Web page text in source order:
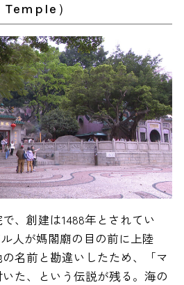
）
、創建は1488年とされてい
人が媽閣廟の目の前に上陸
名前と勘違いしたため、「マ
た、という伝説が残る。海の